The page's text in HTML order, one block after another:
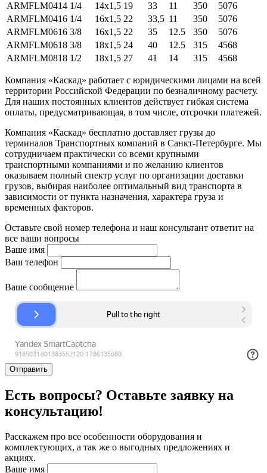
ARMFLM0414 1/4 14x1,5 19 33 11 350
5076
ARMFLM0416 1/4 16x1,5 22 33,5 11 350
5076
ARMFLM0616 3/8 16x1,5 22 35 12.5 350
5076
ARMFLM0618 3/8 18x1,5 24 40 12.5 315
4568
ARMFLM0818 1/2 18x1,5 27 41 14 315 4568
Компания «Каскад» работает с юридическими лицами на всей
территории Российской Федерации по безналичному расчету.
Для наших постоянных клиентов действует гибкая система
оплаты, предусматривающая, в том числе, отсрочки платежей.
Компания «Каскад» бесплатно доставляет грузы до
терминалов Транспортных компаний в Санкт-Петербурге. Мы
сотрудничаем практически со всеми крупными
транспортными компаниями и по желанию клиентов
оказываем полный спектр услуг по организации доставки
грузов, выбирая наиболее оптимальный вид транспорта в
зависимости от пункта назначения, характера груза и
временных факторов.
Оставьте свой номер телефона и наш консультант ответит на
все ваши вопросы
Ваше имя
Ваш телефон
Ваше сообщение
Отправить
Есть вопросы? Оставьте заявку на
консультацию!
Расскажем про все особенности оборудования и
комплектующих, а так же о выгодных предложениях и
акциях.
Ваше имя